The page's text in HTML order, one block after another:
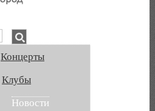
Концерты
Клубы
Новости